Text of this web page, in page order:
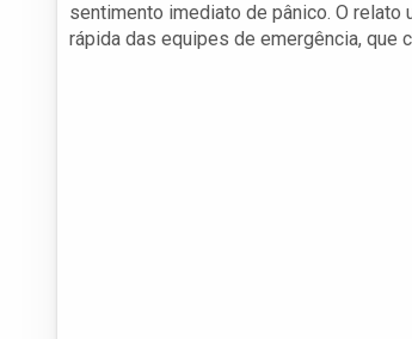
sentimento imediato de pânico. O
rápida das equipes de emergência, que